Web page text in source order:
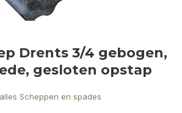
Drents 3/4 gebogen,
gesloten opstap
Scheppen en spades